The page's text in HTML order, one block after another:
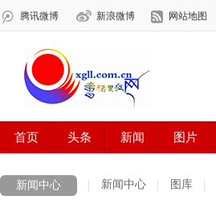
新闻中心 新闻中心 图库